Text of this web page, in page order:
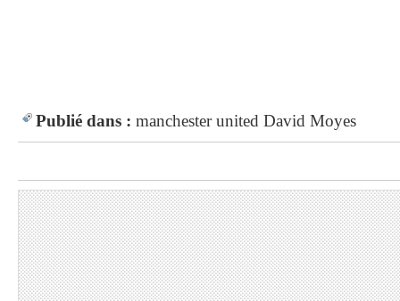
Publié dans : manchester united David Moyes